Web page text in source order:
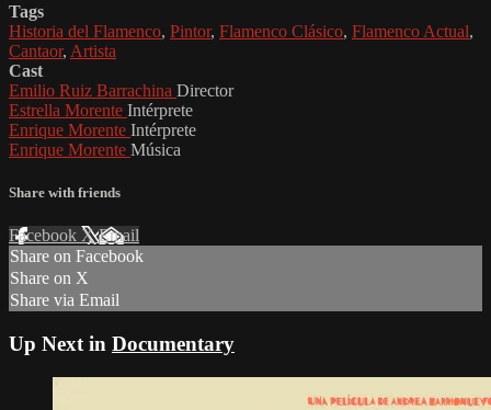
Tags
Historia del Flamenco, Pintor, Flamenco Clásico, Flamenco Actual,
Cantaor, Artista
Cast
Emilio Ruiz Barrachina Director
Estrella Morente Intérprete
Enrique Morente Intérprete
Enrique Morente Música
Share with friends
Facebook XEmail
Share on Facebook
Share on X
Share via Email
Up Next in Documentary